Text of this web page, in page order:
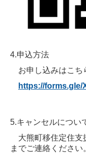
4.申込方法
お申し込みはこち
https://forms.gle/
5.キャンセルについ
大熊町移住定住支
までご連絡ください